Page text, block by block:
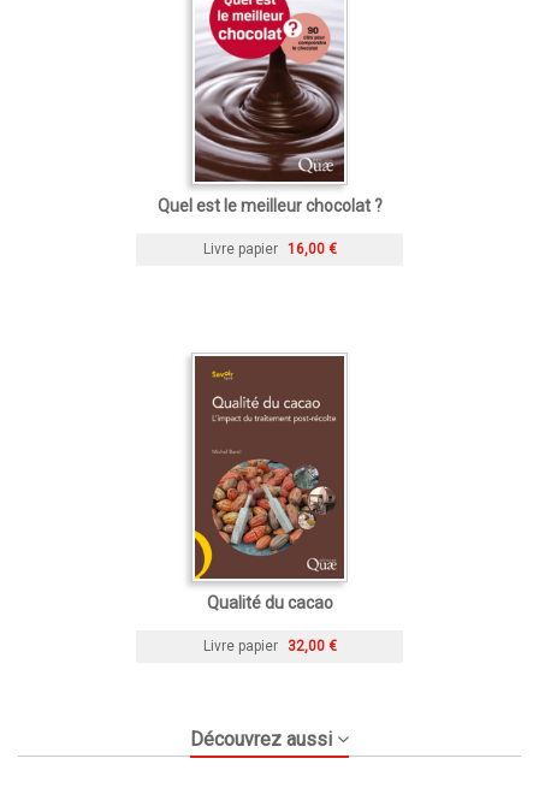
Quel est le meilleur chocolat ?
Livre papier 16,00 €
Qualité du cacao
Livre papier 32,00 €
Découvrez aussi